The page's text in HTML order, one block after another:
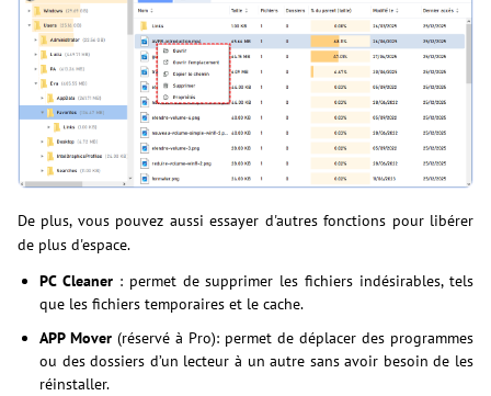
De plus, vous pouvez aussi essayer d'autres fonctions pour libérer
de plus d'espace.
PC Cleaner: permet de supprimer les fichiers indésirables, tels
que les fichiers temporaires et le cache.
APP Mover (réservé à Pro): permet de déplacer des programmes
ou des dossiers d’un lecteur à un autre sans avoir besoin de les
réinstaller.